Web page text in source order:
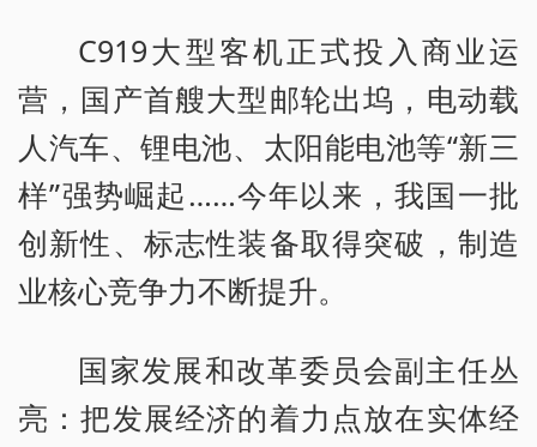
C919大型客机正式投入商业运
营，国产首艘大型邮轮出坞，电动载
人汽车、锂电池、太阳能电池等“新三
样”强势崛起……今年以来，我国一批
创新性、标志性装备取得突破，制造
业核心竞争力不断提升。
国家发展和改革委员会副主任丛
亮：把发展经济的着力点放在实体经